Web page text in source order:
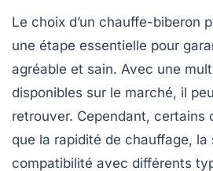
Le choix d’un chauffe-biberon
une étape essentielle pour
agréable et sain. Avec une
disponibles sur le marché, il
retrouver. Cependant, certains
que la rapidité de chauffage, la
compatibilité avec différents